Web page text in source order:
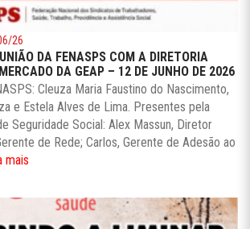
26
DA FENASPS COM A DIRETORIA
DA GEAP – 12 DE JUNHO DE 2026
Cleuza Maria Faustino do Nascimento,
e Estela Alves de Lima. Presentes pela
Seguridade Social: Alex Massun, Diretor
de Rede; Carlos, Gerente de Adesão ao
mais